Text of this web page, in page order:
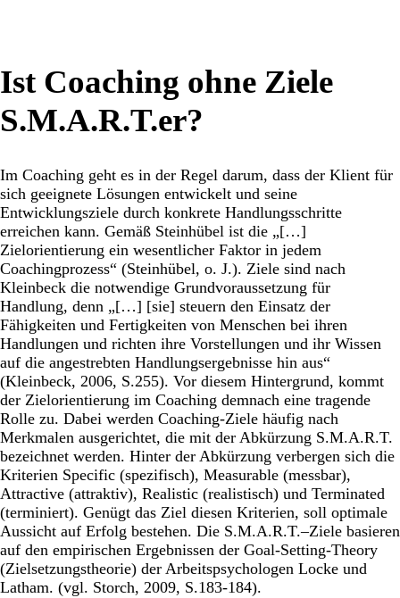
Ist Coaching ohne Ziele
S.M.A.R.T.er?
Im Coaching geht es in der Regel darum, dass der Klient für
sich geeignete Lösungen entwickelt und seine
Entwicklungsziele durch konkrete Handlungsschritte
erreichen kann. Gemäß Steinhübel ist die „[…]
Zielorientierung ein wesentlicher Faktor in jedem
Coachingprozess“ (Steinhübel, o. J.). Ziele sind nach
Kleinbeck die notwendige Grundvoraussetzung für
Handlung, denn „[…] [sie] steuern den Einsatz der
Fähigkeiten und Fertigkeiten von Menschen bei ihren
Handlungen und richten ihre Vorstellungen und ihr Wissen
auf die angestrebten Handlungsergebnisse hin aus“
(Kleinbeck, 2006, S.255). Vor diesem Hintergrund, kommt
der Zielorientierung im Coaching demnach eine tragende
Rolle zu. Dabei werden Coaching-Ziele häufig nach
Merkmalen ausgerichtet, die mit der Abkürzung S.M.A.R.T.
bezeichnet werden. Hinter der Abkürzung verbergen sich die
Kriterien Specific (spezifisch), Measurable (messbar),
Attractive (attraktiv), Realistic (realistisch) und Terminated
(terminiert). Genügt das Ziel diesen Kriterien, soll optimale
Aussicht auf Erfolg bestehen. Die S.M.A.R.T.–Ziele basieren
auf den empirischen Ergebnissen der Goal-Setting-Theory
(Zielsetzungstheorie) der Arbeitspsychologen Locke und
Latham. (vgl. Storch, 2009, S.183-184).